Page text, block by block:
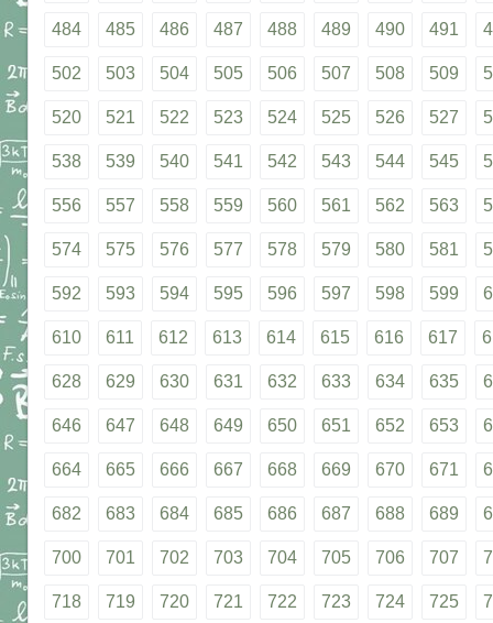
484 485 486 487 488 489 490 491
502 503 504 505 506 507 508 509
520 521 522 523 524 525 526 527
538 539 540 541 542 543 544 545
556 557 558 559 560 561 562 563
574 575 576 577 578 579 580 581
592 593 594 595 596 597 598 599
610 611 612 613 614 615 616 617
628 629 630 631 632 633 634 635
646 647 648 649 650 651 652 653
664 665 666 667 668 669 670 671
682 683 684 685 686 687 688 689
700 701 702 703 704 705 706 707
718 719 720 721 722 723 724 725